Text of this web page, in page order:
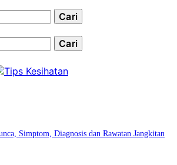
Simptom, Diagnosis dan Rawatan Jangkitan